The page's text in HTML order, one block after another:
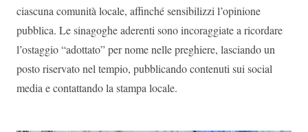
ciascuna comunità locale, affinché sensibilizzi l’opinione
pubblica. Le sinagoghe aderenti sono incoraggiate a ricordare
l’ostaggio “adottato” per nome nelle preghiere, lasciando un
posto riservato nel tempio, pubblicando contenuti sui social
media e contattando la stampa locale.